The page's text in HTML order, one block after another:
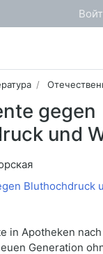
gegen
und
in Apotheken
Generation